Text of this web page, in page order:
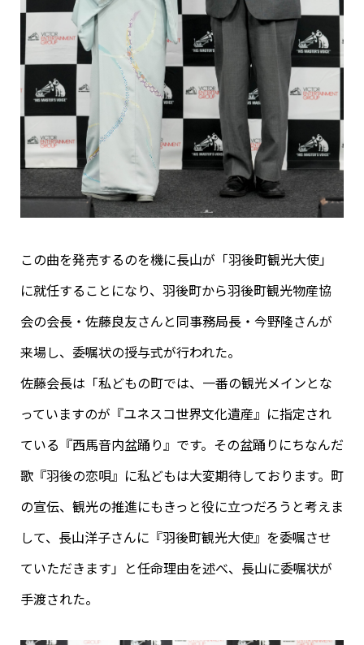
この曲を発売するのを機に長山が「羽後町観光大使」
に就任することになり、羽後町から羽後町観光物産協
会の会長・佐藤良友さんと同事務局長・今野隆さんが
来場し、委嘱状の授与式が行われた。
佐藤会長は「私どもの町では、一番の観光メインとな
っていますのが『ユネスコ世界文化遺産』に指定され
ている『西馬音内盆踊り』です。その盆踊りにちなんだ
歌『羽後の恋唄』に私どもは大変期待しております。町
の宣伝、観光の推進にもきっと役に立つだろうと考えま
して、長山洋子さんに『羽後町観光大使』を委嘱させ
ていただきます」と任命理由を述べ、長山に委嘱状が
手渡された。